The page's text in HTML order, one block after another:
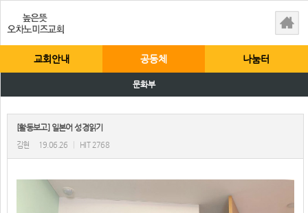
교회안내 공동체 나눔터
문화부
[활동보고] 일본어 성경읽기
김현 19.06.26 HIT 2768